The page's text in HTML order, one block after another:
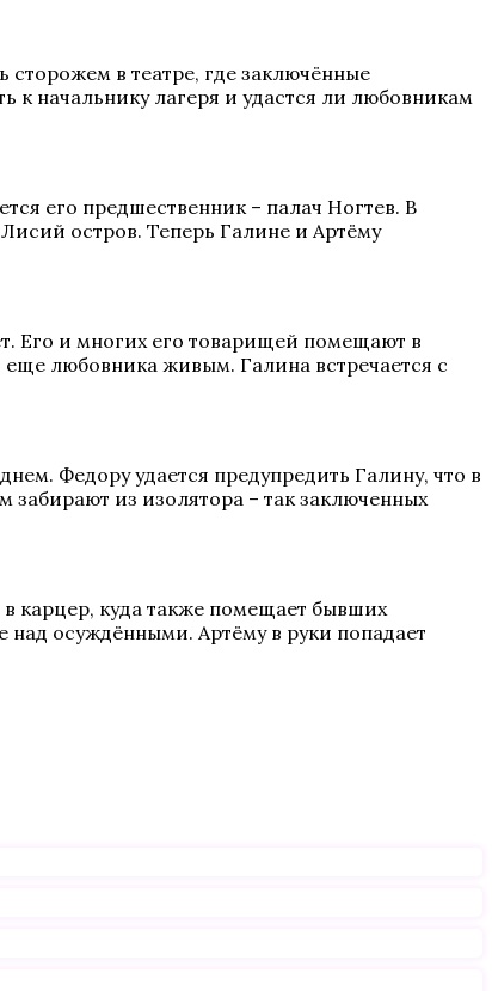
в театре, где заключённые
к начальнику лагеря и удастся ли любовникам
его предшественник – палач Ногтев. В
остров. Теперь Галине и Артёму
Его и многих его товарищей помещают в
любовника живым. Галина встречается с
Федору удается предупредить Галину, что в
забирают из изолятора – так заключенных
карцер, куда также помещает бывших
осуждёнными. Артёму в руки попадает